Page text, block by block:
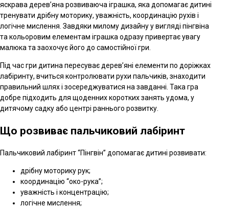
яскрава дерев’яна розвиваюча іграшка, яка допомагає дитині
тренувати дрібну моторику, уважність, координацію рухів і
логічне мислення. Завдяки милому дизайну у вигляді пінгвіна
та кольоровим елементам іграшка одразу привертає увагу
малюка та заохочує його до самостійної гри.
Під час гри дитина пересуває дерев’яні елементи по доріжках
лабіринту, вчиться контролювати рухи пальчиків, знаходити
правильний шлях і зосереджуватися на завданні. Така гра
добре підходить для щоденних коротких занять удома, у
дитячому садку або центрі раннього розвитку.
Що розвиває пальчиковий лабіринт
Пальчиковий лабіринт “Пінгвін” допомагає дитині розвивати:
дрібну моторику рук;
координацію “око-рука”;
уважність і концентрацію;
логічне мислення;